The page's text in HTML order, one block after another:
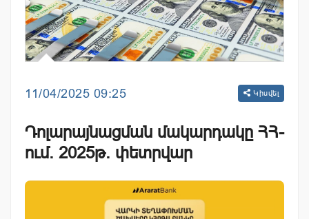
11/04/2025 09:25 Կիսվել
Դոլարայնացման մակարդակը ՀՀ-
ում. 2025թ. փետրվար